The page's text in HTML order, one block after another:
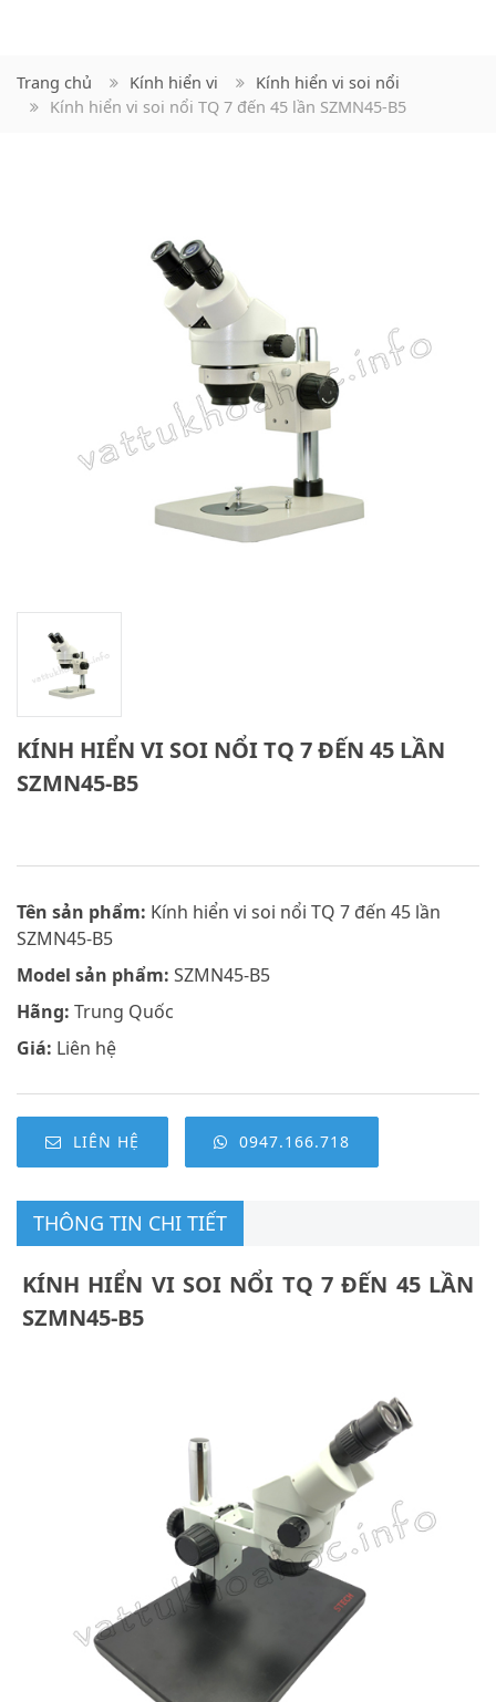
Trang chủ Kính hiển vi
Kính hiển vi soi nổi
Kính hiển vi soi nổi TQ 7 đến 45 lần SZMN45-B5
KÍNH HIỂN VI SOI NỔI TQ 7 ĐẾN 45 LẦN
SZMN45-B5
Tên sản phẩm: Kính hiển vi soi nổi TQ 7 đến 45 lần
SZMN45-B5
Model sản phẩm: SZMN45-B5
Hãng: Trung Quốc
Giá: Liên hệ
LIÊN HỆ 0947.166.718
THÔNG TIN CHI TIẾT
KÍNH HIỂN VI SOI NỔI TQ 7 ĐẾN 45 LẦN
SZMN45-B5